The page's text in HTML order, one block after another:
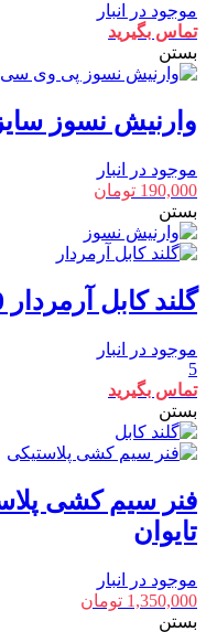
موجود در انبار
تماس بگیرید
بستن
وارنیش نسوز سایز 28 میلیمتر
موجود در انبار
190,000 تومان
بستن
گلند کابل آرمردار M20
موجود در انبار
5
تماس بگیرید
بستن
تایوان
موجود در انبار
1,350,000 تومان
بستن